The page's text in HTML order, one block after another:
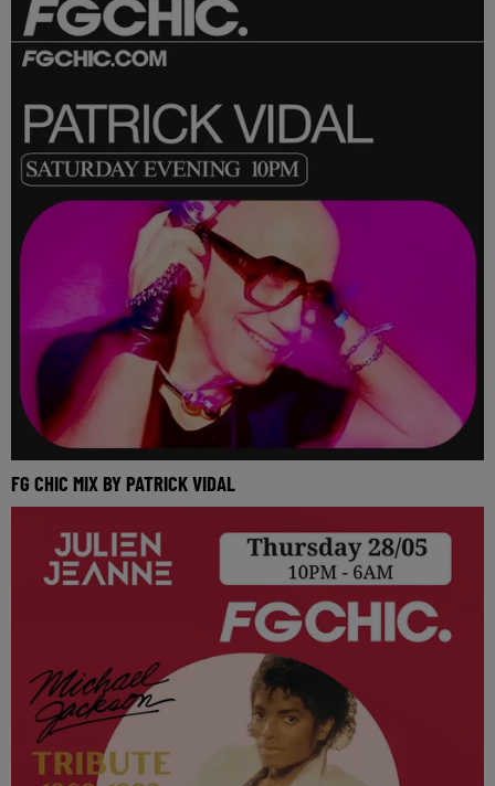
mai 2026 FG CHIC avec DJ’ PYL se posent pou
FG CHIC MIX BY PATRICK VIDAL
Réécoutez le FG Chic mix by Patrick Vidal du samedi 30
mai 2026 🎧 Ecoutez la radio FG CHIC sur ww